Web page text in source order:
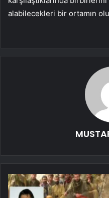
alabilecekleri bir ortamın